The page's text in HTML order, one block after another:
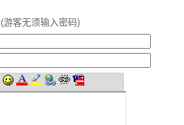
(游客无须输入密码)